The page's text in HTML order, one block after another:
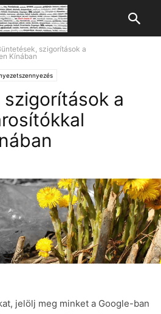
szigorítások a
Kínában
a
jelölj meg minket a Google-ban